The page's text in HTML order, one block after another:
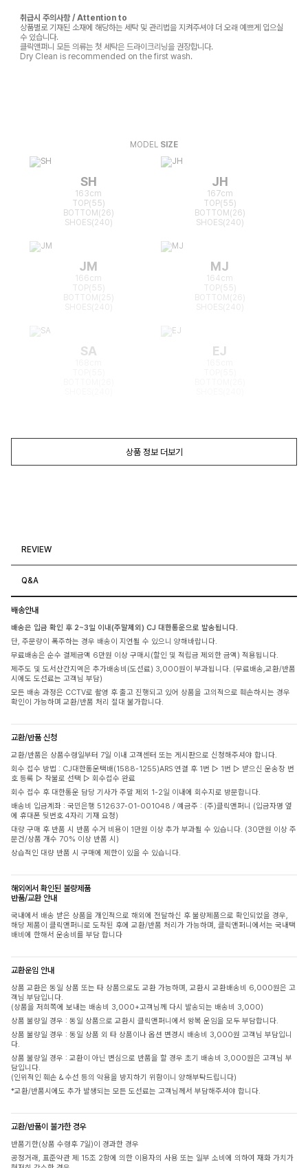
취급시 주의사항 / Attention to
상품별로 기재된 소재에 해당하는 세탁 및 관리법을 지켜주셔야 더 오래 예쁘게 입으실
수 있습니다.
클릭앤퍼니 모든 의류는 첫 세탁은 드라이크리닝을 권장합니다.
Dry Clean is recommended on the first wash.
MODEL SIZE
SH
163cm
TOP(55)
BOTTOM(26)
SHOES(240)
JH
167cm
TOP(55)
BOTTOM(26)
SHOES(240)
JM
166cm
TOP(55)
BOTTOM(25)
MJ
164cm
TOP(55)
BOTTOM(26)
SA EJ
상품 정보 더보기
REVIEW
Q&A
배송안내
배송은 입금 확인 후 2~3일 이내(주말제외) CJ 대한통운으로 발송됩니다.
단, 주문량이 폭주하는 경우 배송이 지연될 수 있으니 양해바랍니다.
무료배송은 순수 결제금액 6만원 이상 구매시(할인 및 적립금 제외한 금액) 적용됩니다.
제주도 및 도서산간지역은 추가배송비(도선료) 3,000원이 부과됩니다. (무료배송,교환/반품
시에도 도선료는 고객님 부담)
모든 배송 과정은 CCTV로 촬영 후 출고 진행되고 있어 상품을 고의적으로 훼손하시는 경우
확인이 가능하며 교환/반품 처리 절대 불가합니다.
교환/반품 신청
교환/반품은 상품수령일부터 7일 이내 고객센터 또는 게시판으로 신청해주셔야 합니다.
회수 접수 방법 : CJ대한통운택배(1588-1255)ARS 연결 후 1번 ▷ 1번 ▷ 받으신 운송장 번
호 등록 ▷ 착불로 선택 ▷ 회수접수 완료
회수 접수 후 대한통운 담당 기사가 주말 제외 1-2일 이내에 회수지로 방문합니다.
배송비 입금계좌 : 국민은행 512637-01-001048 / 예금주 : (주)클릭앤퍼니 (입금자명 옆
에 휴대폰 뒷번호 4자리 기재 요청)
대량 구매 후 반품 시 반품 수거 비용이 1만원 이상 추가 부과될 수 있습니다. (30만원 이상 주
문건/상품 개수 70% 이상 반품 시)
상습적인 대량 반품 시 구매에 제한이 있을 수 있습니다.
해외에서 확인된 불량제품
반품/교환 안내
국내에서 배송 받은 상품을 개인적으로 해외에 전달하신 후 불량제품으로 확인되었을 경우,
해당 제품이 클릭앤퍼니로 도착된 후에 교환/반품 처리가 가능하며, 클릭앤퍼니에서는 국내택
배비에 한해서 운송비를 부담 합니다
교환운임 안내
상품 교환은 동일 상품 또는 타 상품으로도 교환 가능하며, 교환시 교환배송비 6,000원은 고
객님 부담입니다.
(상품을 저희쪽에 보내는 배송비 3,000+고객님께 다시 발송되는 배송비 3,000)
상품 불량일 경우 : 동일 상품으로 교환시 클릭앤퍼니에서 왕복 운임을 모두 부담합니다.
상품 불량일 경우 : 동일 상품 외 타 상품이나 옵션 변경시 배송비 3,000원 고객님 부담입니
다.
상품 불량일 경우 : 교환이 아닌 변심으로 반품을 할 경우 초기 배송비 3,000원은 고객님 부
담입니다.
(인위적인 훼손 & 수선 등의 악용을 방지하기 위함이니 양해부탁드립니다)
*교환/반품시에도 추가 발생되는 모든 도선료는 고객님께서 부담해주셔야 합니다.
교환/반품이 불가한 경우
반품기한(상품 수령후 7일)이 경과한 경우
공정거래, 표준약관 제 15조 2항에 의한 이용자의 사용 또는 일부 소비에 의하여 재화 가치가